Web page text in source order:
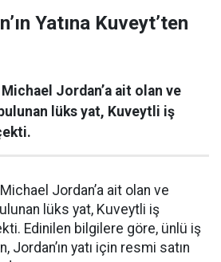
Yatına Kuveyt’ten
Jordan’a ait olan ve
lüks yat, Kuveytli iş
Jordan’a ait olan ve
lüks yat, Kuveytli iş
Edinilen bilgilere göre, ünlü iş
Jordan’ın yatı için resmi satın